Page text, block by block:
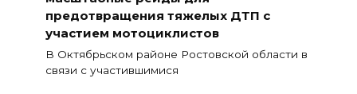
предотвращения тяжелых ДТП с
участием мотоциклистов
В Октябрьском районе Ростовской области в
связи с участившимися